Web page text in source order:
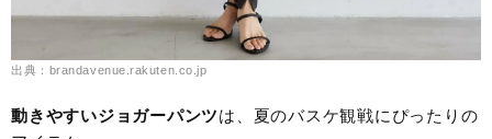
出典：brandavenue.rakuten.co.jp
動きやすいジョガーパンツは、夏のバスケ観戦にぴったりの